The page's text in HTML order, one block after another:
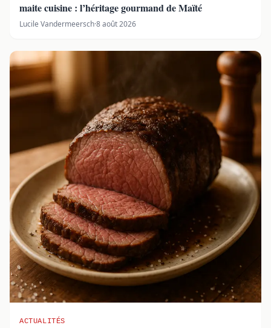
maite cuisine : l’héritage gourmand de Maïté
Lucile Vandermeersch·8 août 2026
ACTUALITÉS